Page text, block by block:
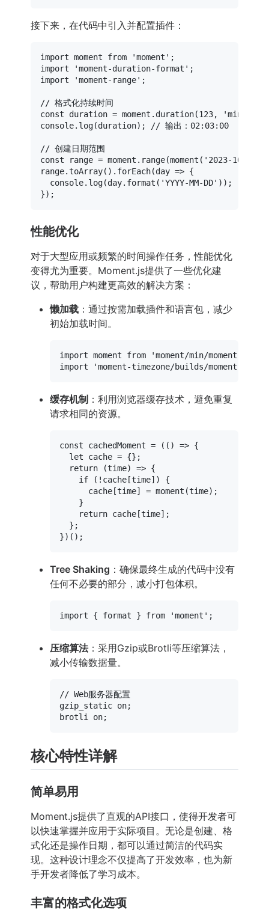
接下来，在代码中引入并配置插件：
import moment from 'moment'
import
'moment-duration-format'
import
'moment-range' ;
// 格式化持续时间
const duration = moment. duration(123, 'minutes'
console. log(duration); // 输出：02:03:00
// 创建日期范围
const range = moment. range(moment ( '2023-10-01'
range.toArray(). forEach(day => {
console. log(day. format ( 'YYYY-MM-DD' ));
性能优化
对于大型应用或频繁的时间操作任务，性能优化
变得尤为重要。Moment.js提供了一些优化建
议，帮助用户构建更高效的解决方案：
懒加载 ：通过按需加载插件和语言包，减少
初始加载时间。
import moment from
'moment/min/moment-
import
'moment-timezone/builds/moment-
缓存机制 ：利用浏览器缓存技术，避免重复
请求相同的资源。
const cachedMoment = ( () => {
let cache = {};
return
(time) => {
if (!cache[time]) {
      cache[time] =
moment (time);
    }
return cache[time];
  };
Tree Shaking ：确保最终生成的代码中没有
任何不必要的部分，减小打包体积。
import { format } from 'moment'
压缩算法：采用Gzip或Brotli等压缩算法，
减小传输数据量。
// Web服务器配置
gzip_static on;
核心特性详解
简单易用
Moment.js提供了直观的API接口，使得开发者可
以快速掌握并应用于实际项目。无论是创建、格
式化还是操作日期，都可以通过简洁的代码实
现。这种设计理念不仅提高了开发效率，也为新
手开发者降低了学习成本。
丰富的格式化选项